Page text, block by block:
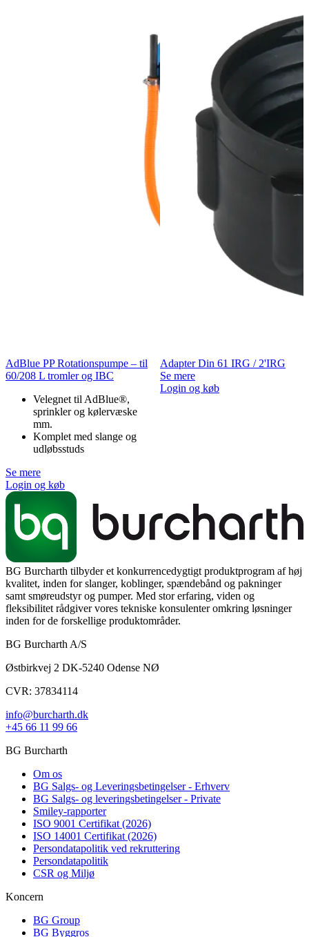
AdBlue PP Rotationspumpe – til
60/208 L tromler og IBC
Velegnet til AdBlue®,
sprinkler og kølervæske
mm.
Komplet med slange og
udløbsstuds
Se mere
Login og køb
Adapter Din 61 IRG / 2'IRG
Se mere
Login og køb
BG Burcharth tilbyder et konkurrencedygtigt produktprogram af høj
kvalitet, inden for slanger, koblinger, spændebånd og pakninger
samt smøreudstyr og pumper. Med stor erfaring, viden og
fleksibilitet rådgiver vores tekniske konsulenter omkring løsninger
inden for de forskellige produktområder.
BG Burcharth A/S
Østbirkvej 2 DK-5240 Odense NØ
CVR: 37834114
info@burcharth.dk
+45 66 11 99 66
BG Burcharth
Om os
BG Salgs- og Leveringsbetingelser - Erhverv
BG Salgs- og leveringsbetingelser - Private
Smiley-rapporter
ISO 9001 Certifikat (2026)
ISO 14001 Certifikat (2026)
Persondatapolitik ved rekruttering
Persondatapolitik
CSR og Miljø
Koncern
BG Group
BG Byggros